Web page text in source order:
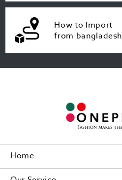
How to Import
from bangladesh
Home